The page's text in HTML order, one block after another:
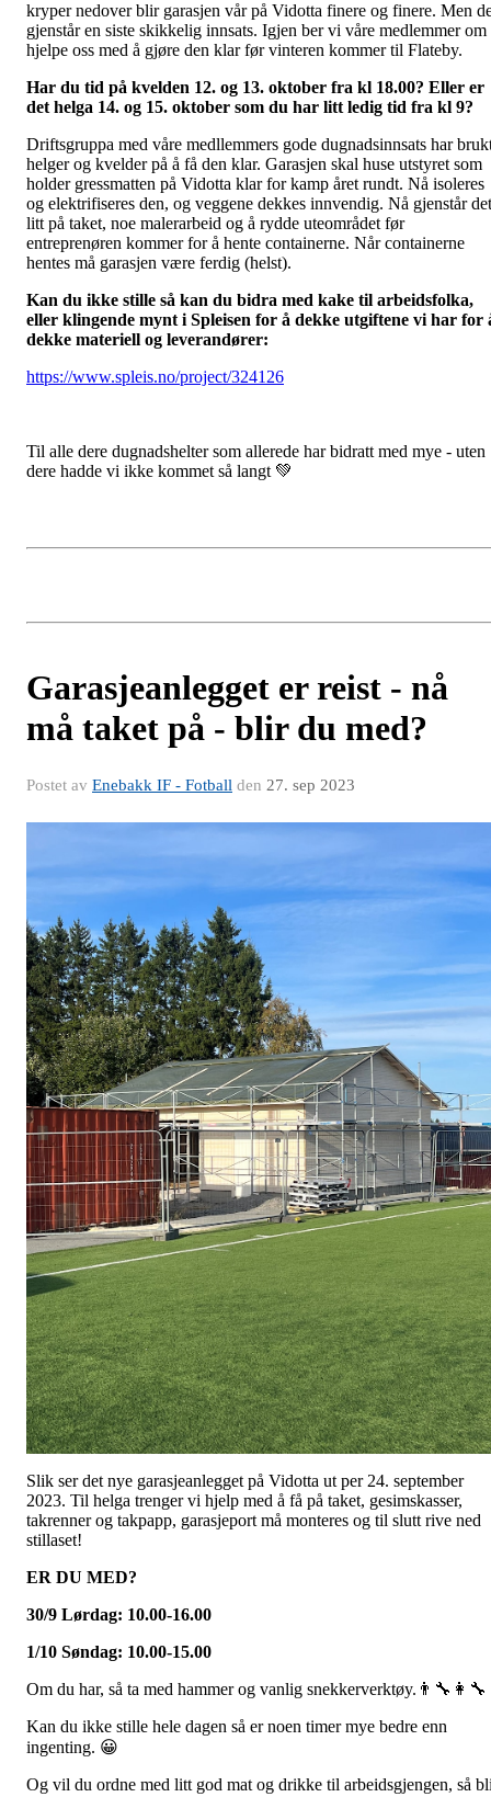
kryper nedover blir garasjen vår på Vidotta finere og finere. Men
gjenstår en siste skikkelig innsats. Igjen ber vi våre medlemmer om
hjelpe oss med å gjøre den klar før vinteren kommer til Flateby.
Har du tid på kvelden 12. og 13. oktober fra kl 18.00? Eller er
det helga 14. og 15. oktober som du har litt ledig tid fra kl 9?
Driftsgruppa med våre medllemmers gode dugnadsinnsats har
helger og kvelder på å få den klar. Garasjen skal huse utstyret som
holder gressmatten på Vidotta klar for kamp året rundt. Nå isoleres
og elektrifiseres den, og veggene dekkes innvendig. Nå gjenstår det
litt på taket, noe malerarbeid og å rydde uteområdet før
entreprenøren kommer for å hente containerne. Når containerne
hentes må garasjen være ferdig (helst).
Kan du ikke stille så kan du bidra med kake til arbeidsfolka,
eller klingende mynt i Spleisen for å dekke utgiftene vi har for
dekke materiell og leverandører:
https://www.spleis.no/project/324126
Til alle dere dugnadshelter som allerede har bidratt med mye - uten
dere hadde vi ikke kommet så langt 💚
Garasjeanlegget er reist - nå
må taket på - blir du med?
Postet av Enebakk IF - Fotball den 27. sep 2023
Slik ser det nye garasjeanlegget på Vidotta ut per 24. september
2023. Til helga trenger vi hjelp med å få på taket, gesimskasser,
takrenner og takpapp, garasjeport må monteres og til slutt rive ned
stillaset!
ER DU MED?
30/9 Lørdag: 10.00-16.00
1/10 Søndag: 10.00-15.00
Om du har, så ta med hammer og vanlig snekkerverktøy.👨‍🔧👩‍🔧
Kan du ikke stille hele dagen så er noen timer mye bedre enn
ingenting. 😀
Og vil du ordne med litt god mat og drikke til arbeidsgjengen, så